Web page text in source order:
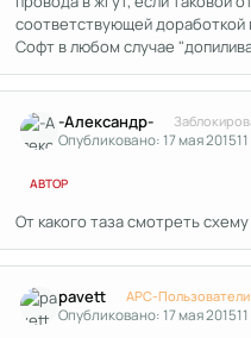
соответствующей доработкой
Софт в любом случае
-Александр-
Опубликовано:17 мая 2015
АВТОР
От какого таза смотреть
pavett APC-Пользователи
Опубликовано:17 мая 2015